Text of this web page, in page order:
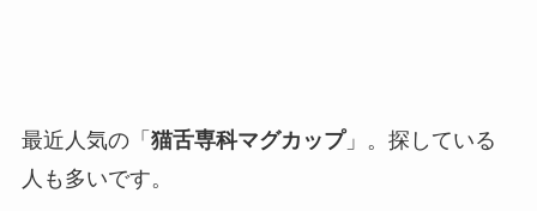
最近人気の「 猫舌専科マグカップ」。探している
人も多いです。